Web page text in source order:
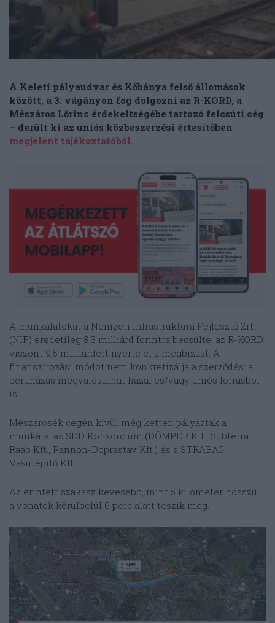
A Keleti pályaudvar és Kőbánya felső állomások
között, a 3. vágányon fog dolgozni az R-KORD, a
Mészáros Lőrinc érdekeltségébe tartozó felcsúti cég
– derült ki az uniós közbeszerzési értesítőben
megjelent tájékoztatóból.
A munkálatokat a Nemzeti Infrastruktúra Fejlesztő Zrt.
(NIF) eredetileg 8,3 milliárd forintra becsülte, az R-KORD
viszont 9,5 milliárdért nyerte el a megbízást. A
finanszírozási módot nem konkretizálja a szerződés: a
beruházás megvalósulhat hazai és/vagy uniós forrásból
is.
Mészárosék cégén kívül még ketten pályáztak a
munkára: az SDD Konzorcium (DÖMPER Kft., Subterra –
Raab Kft., Pannon-Doprastav Kft.) és a STRABAG
Vasútépítő Kft.
Az érintett szakasz kevesebb, mint 5 kilométer hosszú,
a vonatok körülbelül 6 perc alatt teszik meg.